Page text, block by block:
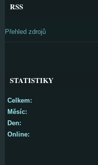
RSS
Přehled zdrojů
STATISTIKY
Online:
Celkem:
Měsíc:
Den: